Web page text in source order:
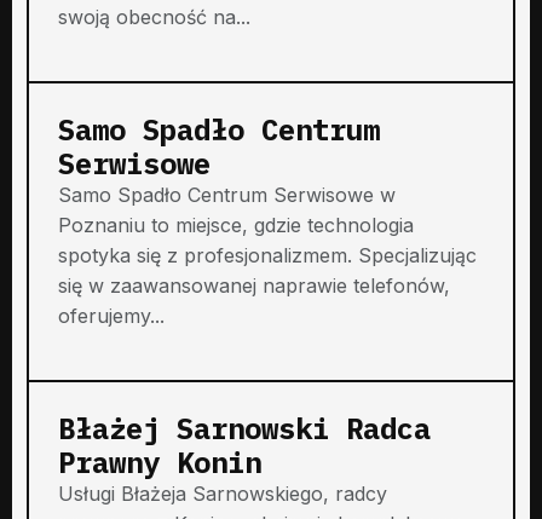
swoją obecność na...
Samo Spadło Centrum
Serwisowe
Samo Spadło Centrum Serwisowe w
Poznaniu to miejsce, gdzie technologia
spotyka się z profesjonalizmem. Specjalizując
się w zaawansowanej naprawie telefonów,
oferujemy...
Błażej Sarnowski Radca
Prawny Konin
Usługi Błażeja Sarnowskiego, radcy